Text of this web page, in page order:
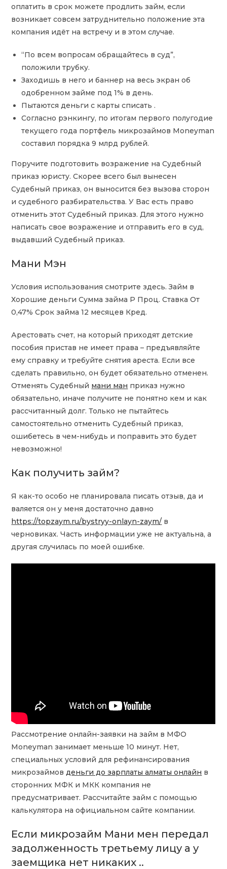
оплатить в срок можете продлить займ, если
возникает совсем затруднительно положение эта
компания идёт на встречу и в этом случае.
“По всем вопросам обращайтесь в суд”,
положили трубку.
Заходишь в него и баннер на весь экран об
одобренном займе под 1% в день.
Пытаются деньги с карты списать .
Согласно рэнкингу, по итогам первого полугодие
текущего года портфель микрозаймов Moneyman
cоставил порядка 9 млрд рублей.
Поручите подготовить возражение на Судебный
приказ юристу. Скорее всего был вынесен
Судебный приказ, он выносится без вызова сторон
и судебного разбирательства. У Вас есть право
отменить этот Судебный приказ. Для этого нужно
написать свое возражение и отправить его в суд,
выдавший Судебный приказ.
Мани Мэн
Условия использования смотрите здесь. Займ в
Хорошие деньги Сумма займа Р Проц. Ставка От
0,47% Срок займа 12 месяцев Кред.
Арестовать счет, на который приходят детские
пособия пристав не имеет права – предъявляйте
ему справку и требуйте снятия ареста. Если все
сделать правильно, он будет обязательно отменен.
Отменять Судебный мани ман приказ нужно
обязательно, иначе получите не понятно кем и как
рассчитанный долг. Только не пытайтесь
самостоятельно отменить Судебный приказ,
ошибетесь в чем-нибудь и поправить это будет
невозможно!
Как получить займ?
Я как-то особо не планировала писать отзыв, да и
валяется он у меня достаточно давно
https://topzaym.ru/bystryy-onlayn-zaym/ в
черновиках. Часть информации уже не актуальна, а
другая случилась по моей ошибке.
Рассмотрение онлайн-заявки на займ в МФО
Moneyman занимает меньше 10 минут. Нет,
специальных условий для рефинансирования
микрозаймовденьги до зарплаты алматы онлайн в
сторонних МФК и МКК компания не
предусматривает. Рассчитайте займ с помощью
калькулятора на официальном сайте компании.
Если микрозайм Мани мен передал
задолженность третьему лицу а у
заемщика нет никаких ..